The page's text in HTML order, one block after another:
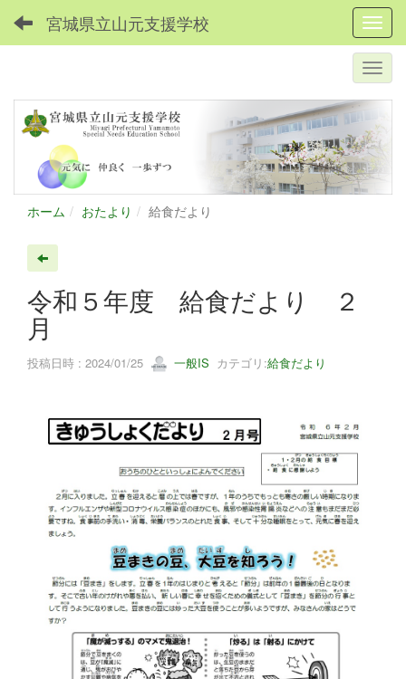
宮城県立山元支援学校
ホーム おたより 給食だより
令和５年度 給食だより ２
月
投稿日時 : 2024/01/25 一般IS カテゴリ:給食だより